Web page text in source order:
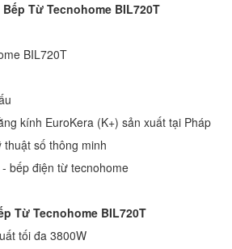
Bếp Từ Tecnohome BIL720T
BIL720T
kính EuroKera (K+) sản xuất tại Pháp
số thông minh
bếp điện từ tecnohome
Từ Tecnohome BIL720T
tối đa 3800W